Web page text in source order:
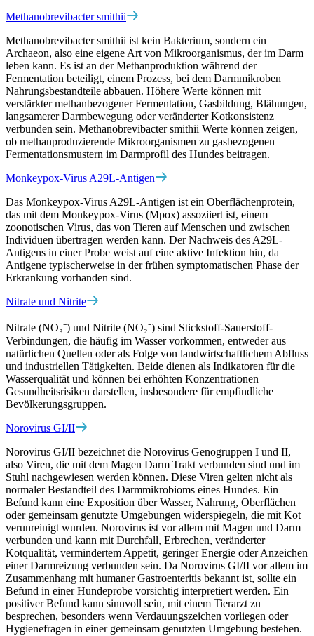
Methanobrevibacter smithii
Methanobrevibacter smithii ist kein Bakterium, sondern ein
Archaeon, also eine eigene Art von Mikroorganismus, der im Darm
leben kann. Es ist an der Methanproduktion während der
Fermentation beteiligt, einem Prozess, bei dem Darmmikroben
Nahrungsbestandteile abbauen. Höhere Werte können mit
verstärkter methanbezogener Fermentation, Gasbildung, Blähungen,
langsamerer Darmbewegung oder veränderter Kotkonsistenz
verbunden sein. Methanobrevibacter smithii Werte können zeigen,
ob methanproduzierende Mikroorganismen zu gasbezogenen
Fermentationsmustern im Darmprofil des Hundes beitragen.
Monkeypox-Virus A29L-Antigen
Das Monkeypox-Virus A29L-Antigen ist ein Oberflächenprotein,
das mit dem Monkeypox-Virus (Mpox) assoziiert ist, einem
zoonotischen Virus, das von Tieren auf Menschen und zwischen
Individuen übertragen werden kann. Der Nachweis des A29L-
Antigens in einer Probe weist auf eine aktive Infektion hin, da
Antigene typischerweise in der frühen symptomatischen Phase der
Erkrankung vorhanden sind.
Nitrate und Nitrite
Nitrate (NO₃⁻) und Nitrite (NO₂⁻) sind Stickstoff-Sauerstoff-
Verbindungen, die häufig im Wasser vorkommen, entweder aus
natürlichen Quellen oder als Folge von landwirtschaftlichem Abfluss
und industriellen Tätigkeiten. Beide dienen als Indikatoren für die
Wasserqualität und können bei erhöhten Konzentrationen
Gesundheitsrisiken darstellen, insbesondere für empfindliche
Bevölkerungsgruppen.
Norovirus GI/II
Norovirus GI/II bezeichnet die Norovirus Genogruppen I und II,
also Viren, die mit dem Magen Darm Trakt verbunden sind und im
Stuhl nachgewiesen werden können. Diese Viren gelten nicht als
normaler Bestandteil des Darmmikrobioms eines Hundes. Ein
Befund kann eine Exposition über Wasser, Nahrung, Oberflächen
oder gemeinsam genutzte Umgebungen widerspiegeln, die mit Kot
verunreinigt wurden. Norovirus ist vor allem mit Magen und Darm
verbunden und kann mit Durchfall, Erbrechen, veränderter
Kotqualität, vermindertem Appetit, geringer Energie oder Anzeichen
einer Darmreizung verbunden sein. Da Norovirus GI/II vor allem im
Zusammenhang mit humaner Gastroenteritis bekannt ist, sollte ein
Befund in einer Hundeprobe vorsichtig interpretiert werden. Ein
positiver Befund kann sinnvoll sein, mit einem Tierarzt zu
besprechen, besonders wenn Verdauungszeichen vorliegen oder
Hygienefragen in einer gemeinsam genutzten Umgebung bestehen.